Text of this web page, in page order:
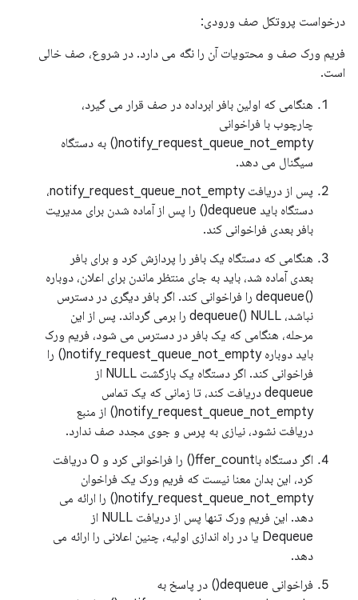
درخواست پروتکل صف ورودی:
فریم ورک صف و محتویات آن را نگه می دارد. در شروع، صف خالی
است.
هنگامی که اولین بافر ابرداده در صف قرار می گیرد،
چارچوب با فراخوانی
notify_request_queue_not_empty() به دستگاه
سیگنال می دهد.
پس از دریافت notify_request_queue_not_empty،
دستگاه باید dequeue() را پس از آماده شدن برای مدیریت
بافر بعدی فراخوانی کند.
هنگامی که دستگاه یک بافر را پردازش کرد و برای بافر
بعدی آماده شد، باید به جای منتظر ماندن برای اعلان، دوباره
()dequeue را فراخوانی کند. اگر بافر دیگری در دسترس
نباشد، dequeue() NULL را برمی گرداند. پس از این
مرحله، هنگامی که یک بافر در دسترس می شود، فریم ورک
باید دوباره notify_request_queue_not_empty() را
فراخوانی کند. اگر دستگاه یک بازگشت NULL از
dequeue دریافت کند، تا زمانی که یک تماس
notify_request_queue_not_empty() از منبع
دریافت نشود، نیازی به پرس و جوی مجدد صف ندارد.
اگر دستگاه باffer_count() را فراخوانی کرد و 0 دریافت
کرد، این بدان معنا نیست که فریم ورک یک فراخوان
notify_request_queue_not_empty() را ارائه می
دهد. این فریم ورک تنها پس از دریافت NULL از
Dequeue یا در راه اندازی اولیه، چنین اعلانی را ارائه می
دهد.
فراخوانی dequeue() در پاسخ به